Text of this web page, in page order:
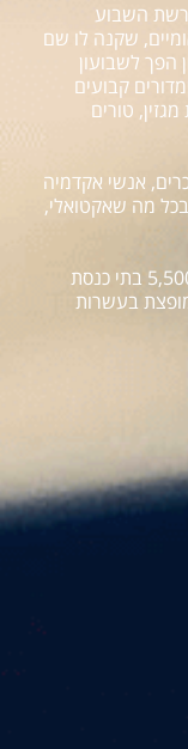
עלון פרשת השבוע
שקנה לו שם
הפך לשבועון
קבועים
טורים
אנשי אקדמיה
בכל מה שאקטואלי,
השבועון מופץ בעשרות אלפי עותקים בכ-5,500 בתי כנסת
בעשרות